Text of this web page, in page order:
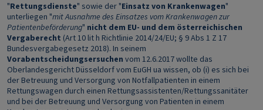
"Rettungsdienste" sowie der "Einsatz von Krankenwagen"
unterliegen "mit Ausnahme des Einsatzes vom Krankenwagen zur
Patientenbeförderung" nicht dem EU- und dem österreichischen
Vergaberecht (Art 10 lit h Richtlinie 2014/24/EU; § 9 Abs 1 Z 17
Bundesvergabegesetz 2018). In seinem
Vorabentscheidungsersuchen vom 12.6.2017 wollte das
Oberlandesgericht Düsseldorf vom EuGH ua wissen, ob (i) es sich bei
der Betreuung und Versorgung von Notfallpatienten in einem
Rettungswagen durch einen Rettungsassistenten/Rettungssanitäter
und bei der Betreuung und Versorgung von Patienten in einem